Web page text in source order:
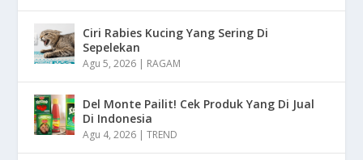
Ciri Rabies Kucing Yang Sering Di
Sepelekan
Agu 5, 2026 | RAGAM
Del Monte Pailit! Cek Produk Yang Di Jual
Di Indonesia
Agu 4, 2026 |TREND